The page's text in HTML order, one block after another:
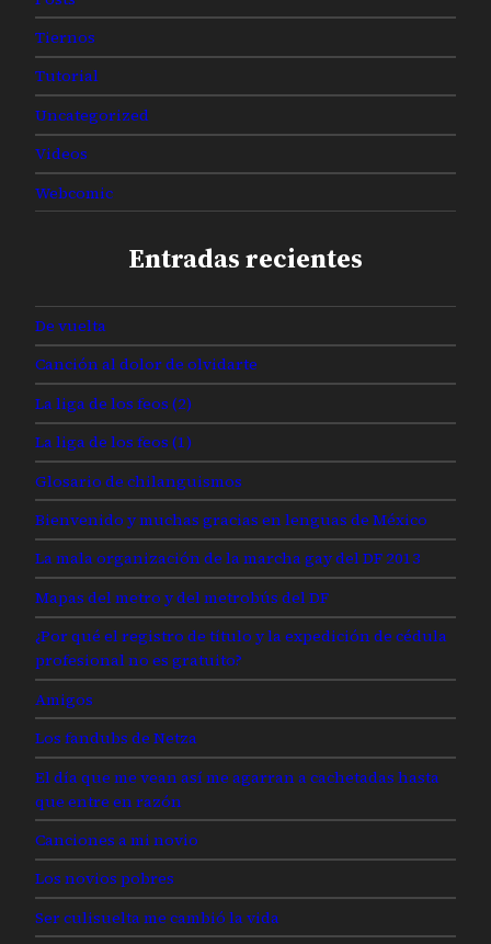
Tiernos
Tutorial
Uncategorized
Videos
Webcomic
Entradas recientes
De vuelta
Canción al dolor de olvidarte
La liga de los feos (2)
La liga de los feos (1)
Glosario de chilanguismos
Bienvenido y muchas gracias en lenguas de México
La mala organización de la marcha gay del DF 2013
Mapas del metro y del metrobús del DF
¿Por qué el registro de título y la expedición de cédula
profesional no es gratuito?
Amigos
Los fandubs de Netza
El día que me vean así me agarran a cachetadas hasta
que entre en razón
Canciones a mi novio
Los novios pobres
Ser culisuelta me cambió la vida